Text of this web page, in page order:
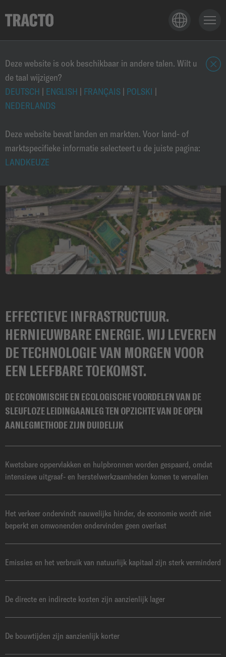
Deze website is ook beschikbaar in andere talen. Wilt u
de taal wijzigen?
DEUTSCH | ENGLISH | FRANÇAIS | POLSKI |
NEDERLANDS
Deze website bevat landen en markten. Voor land- of
marktspecifieke informatie selecteert u de juiste pagina:
LANDKEUZE
TECHNOLOGIE
TOEPASSINGEN
PRODUKTE
NIEUWS
CARRIÈRE
EFFECTIEVE INFRASTRUCTUUR.
HERNIEUWBARE ENERGIE. WIJ LEVEREN
DE TECHNOLOGIE VAN MORGEN VOOR
EEN LEEFBARE TOEKOMST.
DE ECONOMISCHE EN ECOLOGISCHE VOORDELEN VAN DE
SLEUFLOZE LEIDINGAANLEG TEN OPZICHTE VAN DE OPEN
AANLEGMETHODE ZIJN DUIDELIJK
Kwetsbare oppervlakken en hulpbronnen worden gespaard, omdat
intensieve uitgraaf- en herstelwerkzaamheden komen te vervallen
Het verkeer ondervindt nauwelijks hinder, de economie wordt niet
beperkt en omwonenden ondervinden geen overlast
Emissies en het verbruik van natuurlijk kapitaal zijn sterk verminderd
De directe en indirecte kosten zijn aanzienlijk lager
De bouwtijden zijn aanzienlijk korter